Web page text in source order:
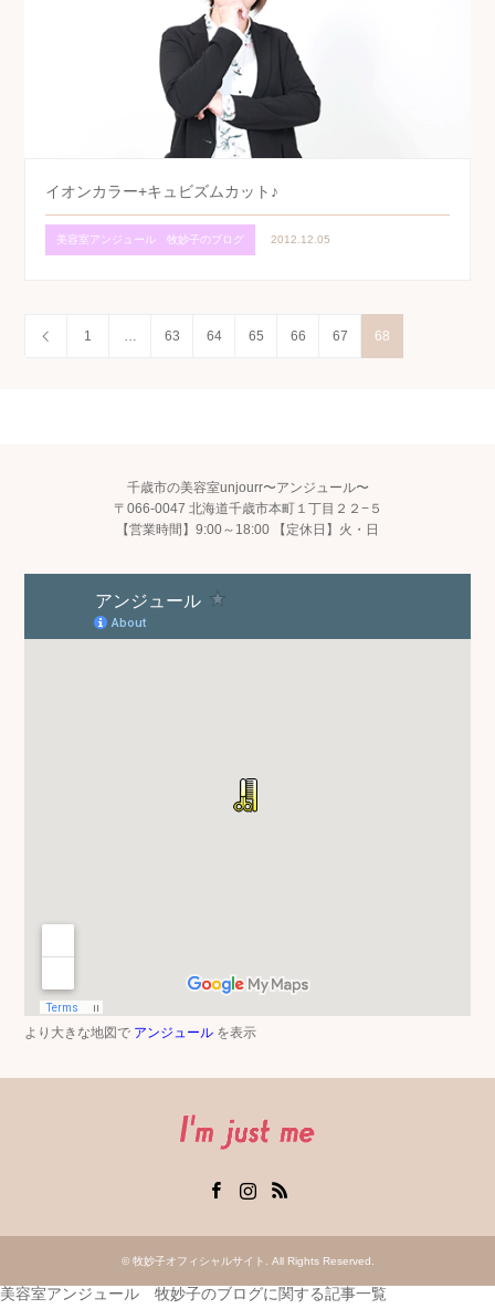
イオンカラー+キュビズムカット♪
美容室アンジュール 牧妙子のブログ 2012.12.05
1 … 63 64 65 66 67 68
千歳市の美容室unjourr〜アンジュール〜
〒066-0047 北海道千歳市本町１丁目２２−５
【営業時間】9:00～18:00 【定休日】火・日
より大きな地図で アンジュール を表示
© 牧妙子オフィシャルサイト . All Rights Reserved.
美容室アンジュール 牧妙子のブログに関する記事一覧